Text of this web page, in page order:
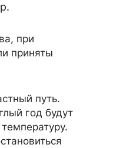
при
приняты
путь.
год будут